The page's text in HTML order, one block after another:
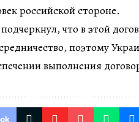
российской стороне.
что в этой
поэтому
выполнения